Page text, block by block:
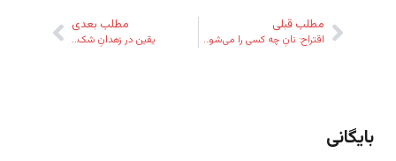
مطلب قبلی
اقتراح: نانِ چه کسی را می‌شود خورد؟ یا از چه کسی می‌توان پول گرفت؟
مطلب بعدی
یقین در زهدانِ شک…
بایگانی